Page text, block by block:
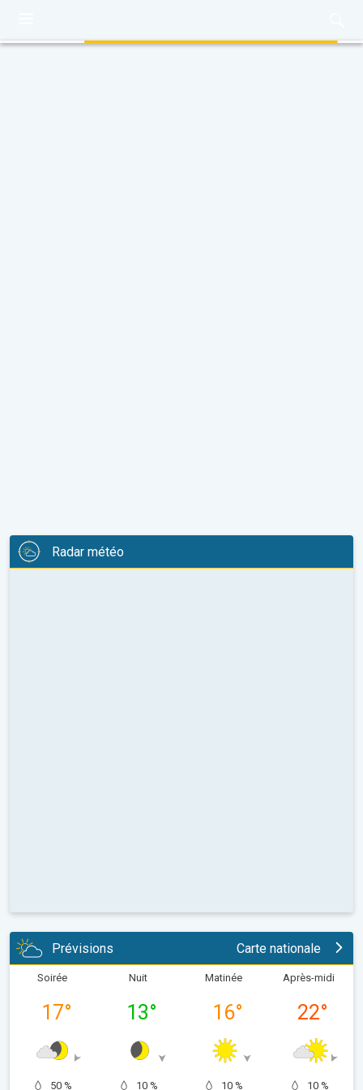
Radar météo
Prévisions Carte nationale
Soirée
17°
50 %
Nuit
13°
10 %
Matinée
16°
10 %
Après-midi
22°
10 %